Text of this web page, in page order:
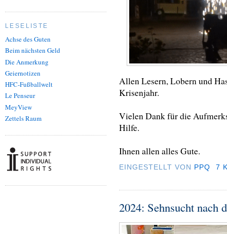
LESELISTE
Achse des Guten
Beim nächsten Geld
Die Anmerkung
Geiernotizen
HFC-Fußballwelt
Le Penseur
MeyView
Zettels Raum
Allen Lesern, Lobern und
Krisenjahr.
Vielen Dank für die
Hilfe.
Ihnen allen alles Gute.
EINGESTELLT VON PPQ 7
2024: Sehnsucht nach